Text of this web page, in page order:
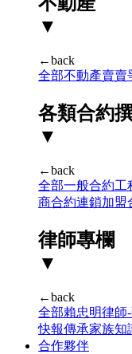
▼
←back
全部不動產賣賣
各類合約
▼
←back
全部一般合約工
商合約連鎖加盟
律師專欄
▼
←back
全部賴忠明律師
快報傳承家族知
合作夥伴